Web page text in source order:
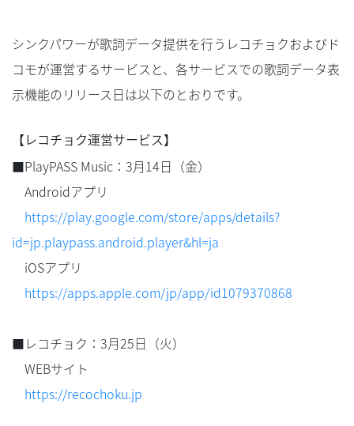
シンクパワーが歌詞データ提供を行うレコチョクおよびド
コモが運営するサービスと、各サービスでの歌詞データ表
示機能のリリース日は以下のとおりです。
【レコチョク運営サービス】
■PlayPASS Music：3月14日（金）
Androidアプリ
https://play.google.com/store/apps/details?
id=jp.playpass.android.player&hl=ja
iOSアプリ
https://apps.apple.com/jp/app/id1079370868
■レコチョク：3月25日（火）
WEBサイト
https://recochoku.jp